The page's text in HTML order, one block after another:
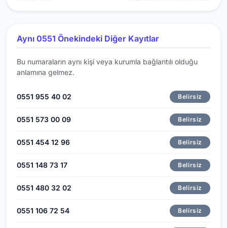
Aynı 0551 Önekindeki Diğer Kayıtlar
Bu numaraların aynı kişi veya kurumla bağlantılı olduğu
anlamına gelmez.
0551 955 40 02 Belirsiz
0551 573 00 09 Belirsiz
0551 454 12 96 Belirsiz
0551 148 73 17 Belirsiz
0551 480 32 02 Belirsiz
0551 106 72 54 Belirsiz